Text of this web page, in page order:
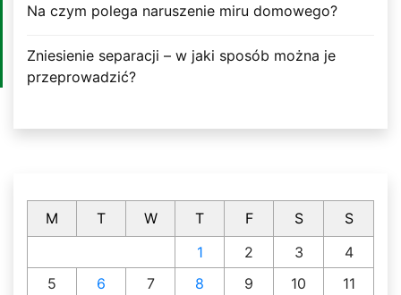
Na czym polega naruszenie miru domowego?
Zniesienie separacji – w jaki sposób można je
przeprowadzić?
M T W T F S
S
1
2 3
4
5
6 7 8 9 10
11